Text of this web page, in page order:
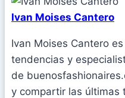
Ivan Moises Cantero
Ivan Moises Cantero
tendencias y
de
y compartir las últimas